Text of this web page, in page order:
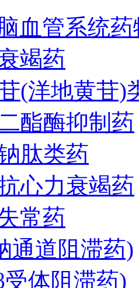
血管系统药
竭药
(洋地黄苷)
酯酶抑制药
肽类药
心力衰竭药
常药
通道阻滞药)
受体阻滞药)